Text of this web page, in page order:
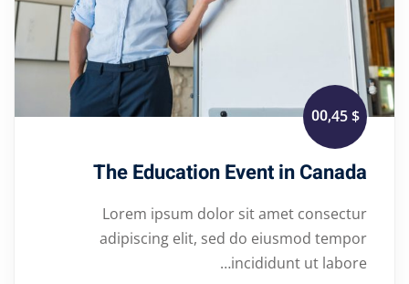
$ 45
,00
The Education Event in Canada
Lorem ipsum dolor sit amet consectur
adipiscing elit, sed do eiusmod tempor
incididunt ut labore…